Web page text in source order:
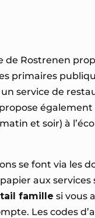
de Rostrenen
primaires
service de
également
et soir) à
se font via les
aux services
famille si vous
Les codes